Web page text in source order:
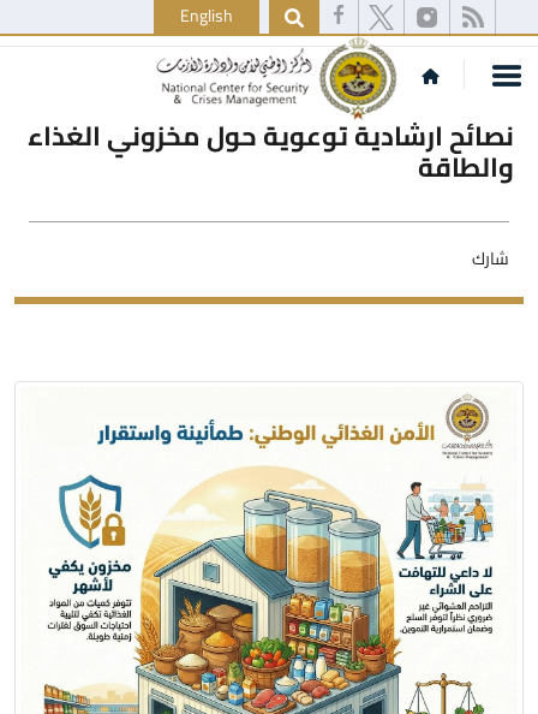
English
نصائح ارشادية توعوية حول مخزوني الغذاء
والطاقة
شارك